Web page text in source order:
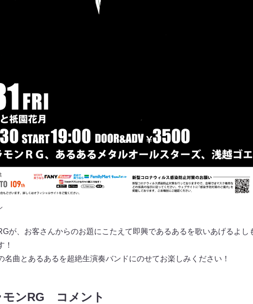
が、お客さんからのお題にこたえて即興であるあるを歌いあげるよし
！
名曲とあるあるを超絶生演奏バンドにのせてお楽しみください！
モンRG コメント